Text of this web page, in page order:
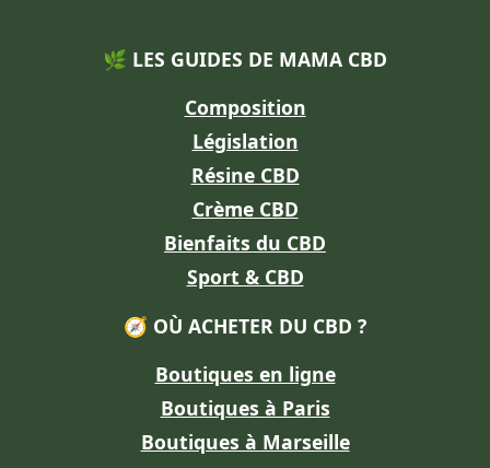
🌿 LES GUIDES DE MAMA CBD
Composition
Législation
Résine CBD
Crème CBD
Bienfaits du CBD
Sport & CBD
🧭 OÙ ACHETER DU CBD ?
Boutiques en ligne
Boutiques à Paris
Boutiques à Marseille